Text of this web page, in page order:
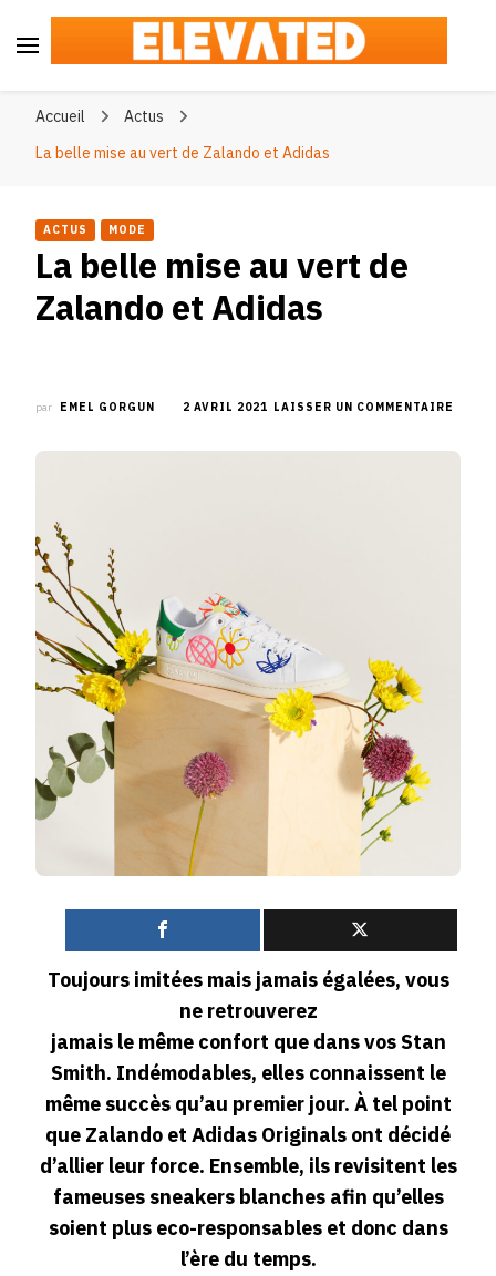
Accueil
Actus
La belle mise au vert de Zalando et Adidas
ACTUS MODE
La belle mise au vert de
Zalando et Adidas
par EMEL GORGUN 2 AVRIL 2021 LAISSER UN COMMENTAIRE
Toujours imitées mais jamais égalées, vous
ne retrouverez
jamais le même confort que dans vos Stan
Smith. Indémodables, elles connaissent le
même succès qu’au premier jour. À tel point
que Zalando et Adidas Originals ont décidé
d’allier leur force. Ensemble, ils revisitent les
fameuses sneakers blanches afin qu’elles
soient plus eco-responsables et donc dans
l’ère du temps.